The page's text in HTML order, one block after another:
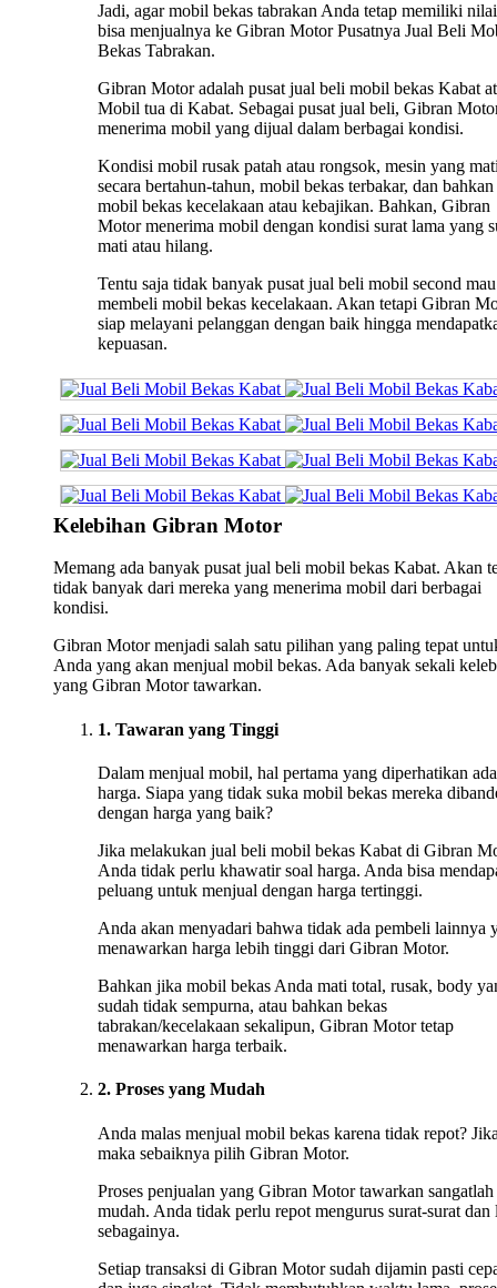
Jadi, agar mobil bekas tabrakan Anda tetap memiliki
bisa menjualnya ke Gibran Motor Pusatnya Jual Beli
Bekas Tabrakan.
Gibran Motor adalah pusat jual beli mobil bekas Kabat
Mobil tua di Kabat. Sebagai pusat jual beli, Gibran
menerima mobil yang dijual dalam berbagai kondisi.
Kondisi mobil rusak patah atau rongsok, mesin yang
secara bertahun-tahun, mobil bekas terbakar, dan bahkan
mobil bekas kecelakaan atau kebajikan. Bahkan, Gibran
Motor menerima mobil dengan kondisi surat lama yang
mati atau hilang.
Tentu saja tidak banyak pusat jual beli mobil second mau
membeli mobil bekas kecelakaan. Akan tetapi Gibran
siap melayani pelanggan dengan baik hingga
kepuasan.
Kelebihan Gibran Motor
Memang ada banyak pusat jual beli mobil bekas Kabat. Akan
tidak banyak dari mereka yang menerima mobil dari berbagai
kondisi.
Gibran Motor menjadi salah satu pilihan yang paling tepat
Anda yang akan menjual mobil bekas. Ada banyak sekali
yang Gibran Motor tawarkan.
1. Tawaran yang Tinggi
Dalam menjual mobil, hal pertama yang diperhatikan
harga. Siapa yang tidak suka mobil bekas mereka
dengan harga yang baik?
Jika melakukan jual beli mobil bekas Kabat di Gibran
Anda tidak perlu khawatir soal harga. Anda bisa
peluang untuk menjual dengan harga tertinggi.
Anda akan menyadari bahwa tidak ada pembeli lainnya
menawarkan harga lebih tinggi dari Gibran Motor.
Bahkan jika mobil bekas Anda mati total, rusak, body
sudah tidak sempurna, atau bahkan bekas
tabrakan/kecelakaan sekalipun, Gibran Motor tetap
menawarkan harga terbaik.
2. Proses yang Mudah
Anda malas menjual mobil bekas karena tidak repot?
maka sebaiknya pilih Gibran Motor.
Proses penjualan yang Gibran Motor tawarkan sangatlah
mudah. Anda tidak perlu repot mengurus surat-surat dan
sebagainya.
Setiap transaksi di Gibran Motor sudah dijamin pasti